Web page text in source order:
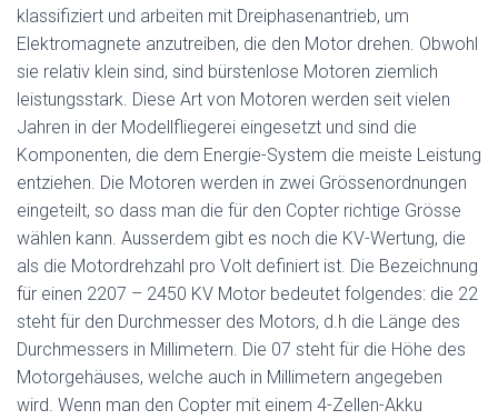
klassifiziert und arbeiten mit Dreiphasenantrieb, um
Elektromagnete anzutreiben, die den Motor drehen. Obwohl
sie relativ klein sind, sind bürstenlose Motoren ziemlich
leistungsstark. Diese Art von Motoren werden seit vielen
Jahren in der Modellfliegerei eingesetzt und sind die
Komponenten, die dem Energie-System die meiste Leistung
entziehen. Die Motoren werden in zwei Grössenordnungen
eingeteilt, so dass man die für den Copter richtige Grösse
wählen kann. Ausserdem gibt es noch die KV-Wertung, die
als die Motordrehzahl pro Volt definiert ist. Die Bezeichnung
für einen 2207 – 2450 KV Motor bedeutet folgendes: die 22
steht für den Durchmesser des Motors, d.h die Länge des
Durchmessers in Millimetern. Die 07 steht für die Höhe des
Motorgehäuses, welche auch in Millimetern angegeben
wird. Wenn man den Copter mit einem 4-Zellen-Akku